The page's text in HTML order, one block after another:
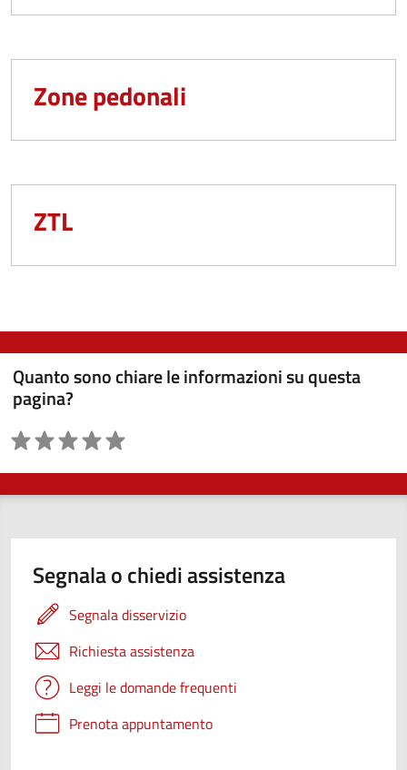
Zone pedonali
ZTL
Quanto sono chiare le informazioni su questa
pagina?
Valutazione
Segnala o chiedi assistenza
Segnala disservizio
Richiesta assistenza
Leggi le domande frequenti
Prenota appuntamento